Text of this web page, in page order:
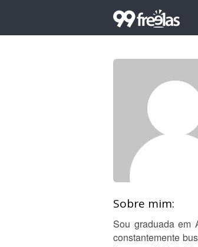
Sobre mim:
Sou graduada em
constantemente